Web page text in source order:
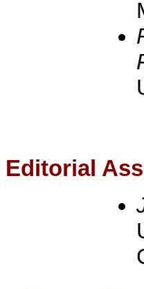
Editorial